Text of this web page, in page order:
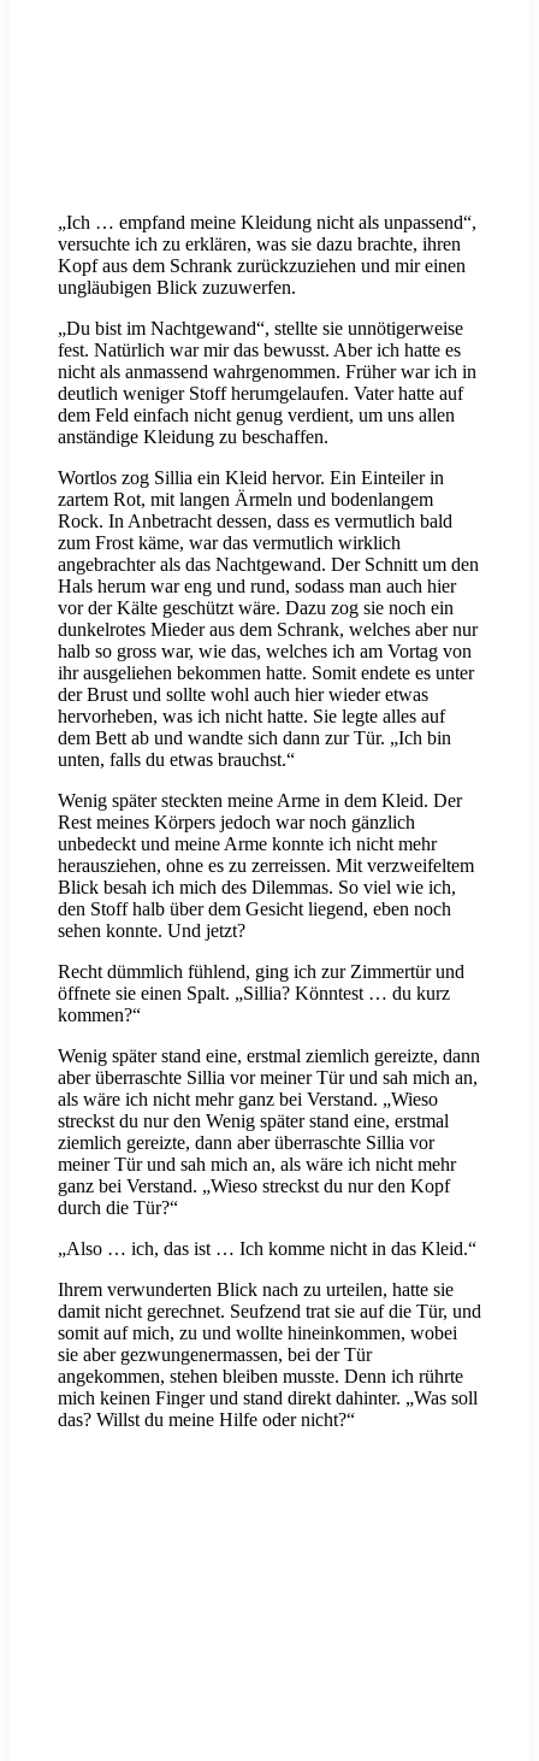
„Ich … empfand meine Kleidung nicht als unpassend“,
versuchte ich zu erklären, was sie dazu brachte, ihren
Kopf aus dem Schrank zurückzuziehen und mir einen
ungläubigen Blick zuzuwerfen.
„Du bist im Nachtgewand“, stellte sie unnötigerweise
fest. Natürlich war mir das bewusst. Aber ich hatte es
nicht als anmassend wahrgenommen. Früher war ich in
deutlich weniger Stoff herumgelaufen. Vater hatte auf
dem Feld einfach nicht genug verdient, um uns allen
anständige Kleidung zu beschaffen.
Wortlos zog Sillia ein Kleid hervor. Ein Einteiler in
zartem Rot, mit langen Ärmeln und bodenlangem
Rock. In Anbetracht dessen, dass es vermutlich bald
zum Frost käme, war das vermutlich wirklich
angebrachter als das Nachtgewand. Der Schnitt um den
Hals herum war eng und rund, sodass man auch hier
vor der Kälte geschützt wäre. Dazu zog sie noch ein
dunkelrotes Mieder aus dem Schrank, welches aber nur
halb so gross war, wie das, welches ich am Vortag von
ihr ausgeliehen bekommen hatte. Somit endete es unter
der Brust und sollte wohl auch hier wieder etwas
hervorheben, was ich nicht hatte. Sie legte alles auf
dem Bett ab und wandte sich dann zur Tür. „Ich bin
unten, falls du etwas brauchst.“
Wenig später steckten meine Arme in dem Kleid. Der
Rest meines Körpers jedoch war noch gänzlich
unbedeckt und meine Arme konnte ich nicht mehr
herausziehen, ohne es zu zerreissen. Mit verzweifeltem
Blick besah ich mich des Dilemmas. So viel wie ich,
den Stoff halb über dem Gesicht liegend, eben noch
sehen konnte. Und jetzt?
Recht dümmlich fühlend, ging ich zur Zimmertür und
öffnete sie einen Spalt. „Sillia? Könntest … du kurz
kommen?“
Wenig später stand eine, erstmal ziemlich gereizte, dann
aber überraschte Sillia vor meiner Tür und sah mich an,
als wäre ich nicht mehr ganz bei Verstand. „Wieso
streckst du nur den Wenig später stand eine, erstmal
ziemlich gereizte, dann aber überraschte Sillia vor
meiner Tür und sah mich an, als wäre ich nicht mehr
ganz bei Verstand. „Wieso streckst du nur den Kopf
durch die Tür?“
„Also … ich, das ist … Ich komme nicht in das Kleid.“
Ihrem verwunderten Blick nach zu urteilen, hatte sie
damit nicht gerechnet. Seufzend trat sie auf die Tür, und
somit auf mich, zu und wollte hineinkommen, wobei
sie aber gezwungenermassen, bei der Tür
angekommen, stehen bleiben musste. Denn ich rührte
mich keinen Finger und stand direkt dahinter. „Was soll
das? Willst du meine Hilfe oder nicht?“